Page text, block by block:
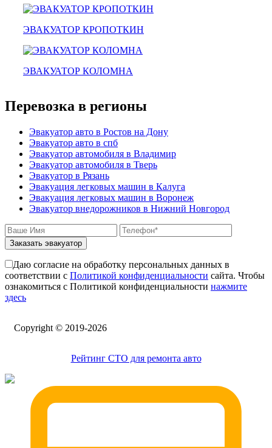
домодедовская
зарайск
лесной городок
красноармейск
эвакуатор прицепов
ЭВАКУАТОР КРОПОТКИН
ЭВАКУАТОР КОЛОМНА
Перевозка в регионы
Эвакуатор авто в Ростов на Дону
Эвакуатор авто в спб
Эвакуатор автомобиля в Владимир
Эвакуатор автомобиля в Тверь
Эвакуатор в Рязань
Эвакуация легковых машин в Калуга
Эвакуация легковых машин в Воронеж
Эвакуатор внедорожников в Нижний Новгород
Заказать эвакуатор
Даю согласие на обработку персональных данных в
соответствии с Политикой конфиденциальности сайта. Чтобы
ознакомиться с Политикой конфиденциальности нажмите
здесь
Сopyright © 2019-2026
Рейтинг СТО для ремонта авто